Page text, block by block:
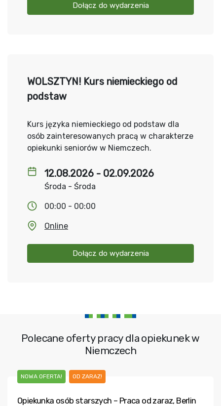
Dołącz do wydarzenia
12.08.2026 - 02.09.2026
Środa - Środa
00:00 - 00:00
Online
Dołącz do wydarzenia
WOLSZTYN! Kurs niemieckiego od
podstaw
Kurs języka niemieckiego od podstaw dla
osób zainteresowanych pracą w charakterze
opiekunki seniorów w Niemczech.
Polecane oferty pracy dla opiekunek w
Niemczech
NOWA OFERTA! OD ZARAZ!
Opiekunka osób starszych – Praca od zaraz, Berlin